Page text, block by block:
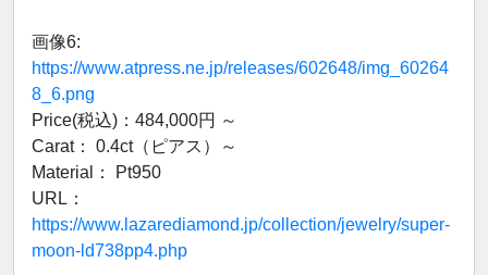
画像6:
https://www.atpress.ne.jp/releases/602648/img_60264
8_6.png
Price(税込)：484,000円 ～
Carat： 0.4ct（ピアス）～
Material： Pt950
URL：
https://www.lazarediamond.jp/collection/jewelry/super-
moon-ld738pp4.php